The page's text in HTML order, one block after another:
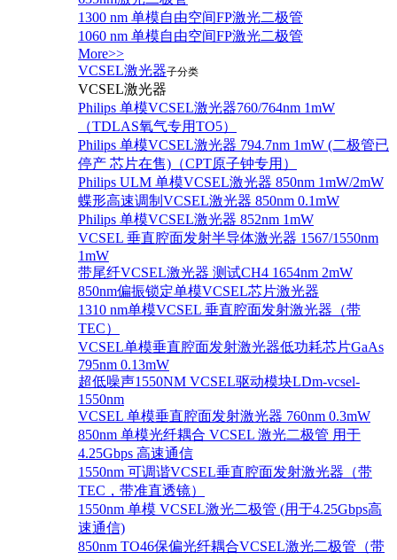
1300 nm 单模自由空间FP激光二极管
1060 nm 单模自由空间FP激光二极管
More>>
VCSEL激光器子分类
VCSEL激光器
Philips 单模VCSEL激光器760/764nm 1mW
（TDLAS氧气专用TO5）
Philips 单模VCSEL激光器 794.7nm 1mW (二极管已
停产 芯片在售)（CPT原子钟专用）
Philips ULM 单模VCSEL激光器 850nm 1mW/2mW
蝶形高速调制VCSEL激光器 850nm 0.1mW
Philips 单模VCSEL激光器 852nm 1mW
VCSEL 垂直腔面发射半导体激光器 1567/1550nm
1mW
带尾纤VCSEL激光器 测试CH4 1654nm 2mW
850nm偏振锁定单模VCSEL芯片激光器
1310 nm单模VCSEL 垂直腔面发射激光器（带
TEC）
VCSEL单模垂直腔面发射激光器低功耗芯片GaAs
795nm 0.13mW
超低噪声1550NM VCSEL驱动模块LDm-vcsel-
1550nm
VCSEL 单模垂直腔面发射激光器 760nm 0.3mW
850nm 单模光纤耦合 VCSEL 激光二极管 用于
4.25Gbps 高速通信
1550nm 可调谐VCSEL垂直腔面发射激光器（带
TEC，带准直透镜）
1550nm 单模 VCSEL激光二极管 (用于4.25Gbps高
速通信)
850nm TO46保偏光纤耦合VCSEL激光二极管（带